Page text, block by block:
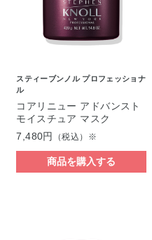
スティーブンノル プロフェッショナ
ル
コアリニュー アドバンスト
モイスチュア マスク
7,480円
（税込）※
商品を購入する